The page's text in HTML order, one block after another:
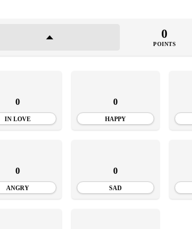
0
POINTS
0
IN LOVE
0
HAPPY
0
ANGRY
0
SAD